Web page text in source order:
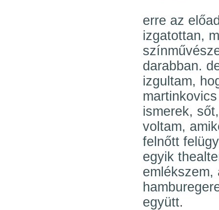
erre az
izgatottan,
darabban.
izgultam,
ismerek,
voltam,
felnőtt
egyik
emlékszem,
együtt.